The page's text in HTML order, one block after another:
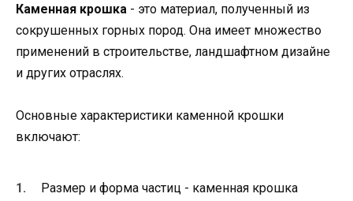
Каменная крошка - это материал, полученный из
сокрушенных горных пород. Она имеет множество
применений в строительстве, ландшафтном дизайне
и других отраслях.
Основные характеристики каменной крошки
включают:
Размер и форма частиц - каменная крошка